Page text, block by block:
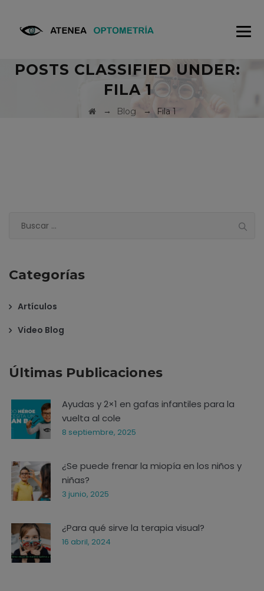
POSTS CLASSIFIED UNDER:
FILA 1
→ Blog → Fila 1
Categorías
Artículos
Video Blog
Últimas Publicaciones
Ayudas y 2×1 en gafas infantiles para la
vuelta al cole
8 septiembre, 2025
¿Se puede frenar la miopía en los niños y
niñas?
3 junio, 2025
¿Para qué sirve la terapia visual?
16 abril, 2024